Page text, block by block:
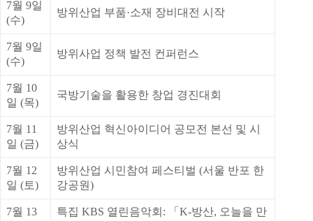
7월 9일
(수)
방위산업 부품·소재 장비대전 시작
7월 9일
(수)
방위사업 정책 발전 컨퍼런스
7월 10
일 (목)
국방기술을 활용한 창업 경진대회
7월 11
일 (금)
방위산업 혁신아이디어 공모전 본선 및 시
상식
7월 12
일 (토)
방위산업 시민참여 페스티벌 (서울 반포 한
강공원)
7월 13
특집 KBS 열린음악회: 「K-방산, 오늘을 만